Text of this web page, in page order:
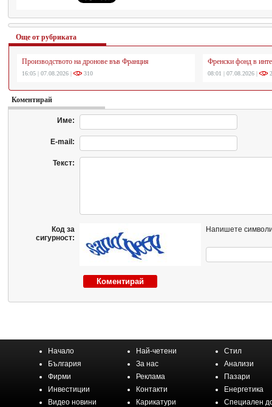
Още от рубриката
Производството на дронове във Франция
16:05 | 07.08.2026 | 310
Френски фонд в
08:01 | 07.08.2026 |
Коментирай
Име:
E-mail:
Текст:
Код за
сигурност:
Напишете
Начало Най-четени
Стил
България
За нас
Анализи
Фирми
Реклама
Пазари
Инвестиции
Контакти
Енергетика
Видео новини
Карикатури Специален